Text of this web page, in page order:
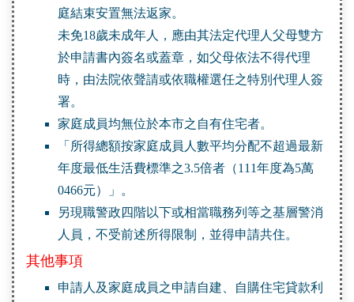
庭結束安置無法返家。
未免18歲未成年人，應由其法定代理人父母雙方
於申請書內簽名或蓋章，如父母依法不得代理
時，由法院依聲請或依職權選任之特別代理人簽
署。
家庭成員均無位於本市之自有住宅者。
「所得總額按家庭成員人數平均分配不超過最新
年度最低生活費標準之3.5倍者（111年度為5萬
0466元）」。
另現職警政四階以下或相當職務列等之基層警消
人員，不受前述所得限制，並得申請共住。
其他事項
申請人及家庭成員之申請自建、自購住宅貸款利